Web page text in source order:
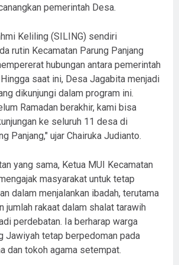
pemerintah Desa.
Keliling (SILING) sendiri
rutin Kecamatan Parung Panjang
hubungan antara pemerintah
saat ini, Desa Jagabita menjadi
dikunjungi dalam program ini.
Ramadan berakhir, kami bisa
ke seluruh 11 desa di
Panjang," ujar Chairuka Judianto.
yang sama, Ketua MUI Kecamatan
masyarakat untuk tetap
dalam menjalankan ibadah, terutama
jumlah rakaat dalam shalat tarawih
perdebatan. Ia berharap warga
Jawiyah tetap berpedoman pada
dan tokoh agama setempat.